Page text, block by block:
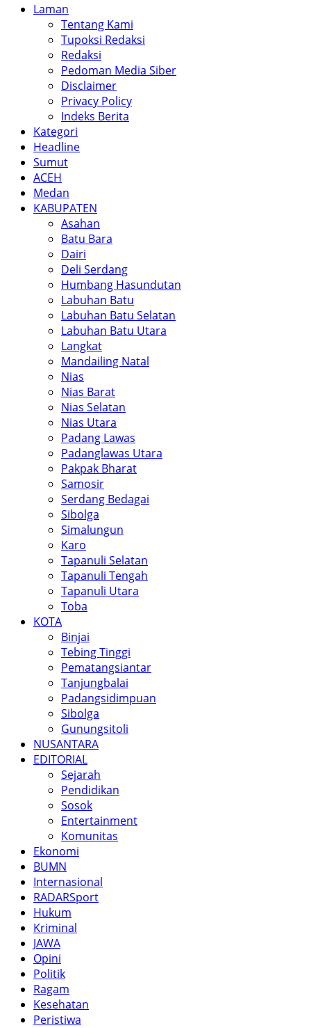
Laman
Tentang Kami
Tupoksi Redaksi
Redaksi
Pedoman Media Siber
Disclaimer
Privacy Policy
Indeks Berita
Kategori
Headline
Sumut
ACEH
Medan
KABUPATEN
Asahan
Batu Bara
Dairi
Deli Serdang
Humbang Hasundutan
Labuhan Batu
Labuhan Batu Selatan
Labuhan Batu Utara
Langkat
Mandailing Natal
Nias
Nias Barat
Nias Selatan
Nias Utara
Padang Lawas
Padanglawas Utara
Pakpak Bharat
Samosir
Serdang Bedagai
Sibolga
Simalungun
Karo
Tapanuli Selatan
Tapanuli Tengah
Tapanuli Utara
Toba
KOTA
Binjai
Tebing Tinggi
Pematangsiantar
Tanjungbalai
Padangsidimpuan
Sibolga
Gunungsitoli
NUSANTARA
EDITORIAL
Sejarah
Pendidikan
Sosok
Entertainment
Komunitas
Ekonomi
BUMN
Internasional
RADARSport
Hukum
Kriminal
JAWA
Opini
Politik
Ragam
Kesehatan
Peristiwa